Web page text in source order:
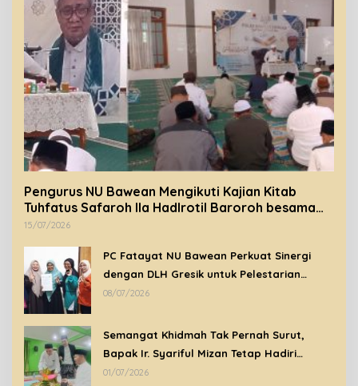
Pengurus NU Bawean Mengikuti Kajian Kitab
Tuhfatus Safaroh Ila Hadlrotil Baroroh besama
Syeikh Rohimuddin Nawawi Al-Bantani.
15/07/2026
PC Fatayat NU Bawean Perkuat Sinergi
dengan DLH Gresik untuk Pelestarian
Lingkungan di Bawean
08/07/2026
Semangat Khidmah Tak Pernah Surut,
Bapak Ir. Syariful Mizan Tetap Hadiri
Peringatan Tahun Baru Islam 1448 H di
01/07/2026